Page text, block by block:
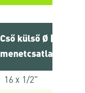
Cső külső Ø [ mm ] x
menetcsatlakozó
16 x 1/2"